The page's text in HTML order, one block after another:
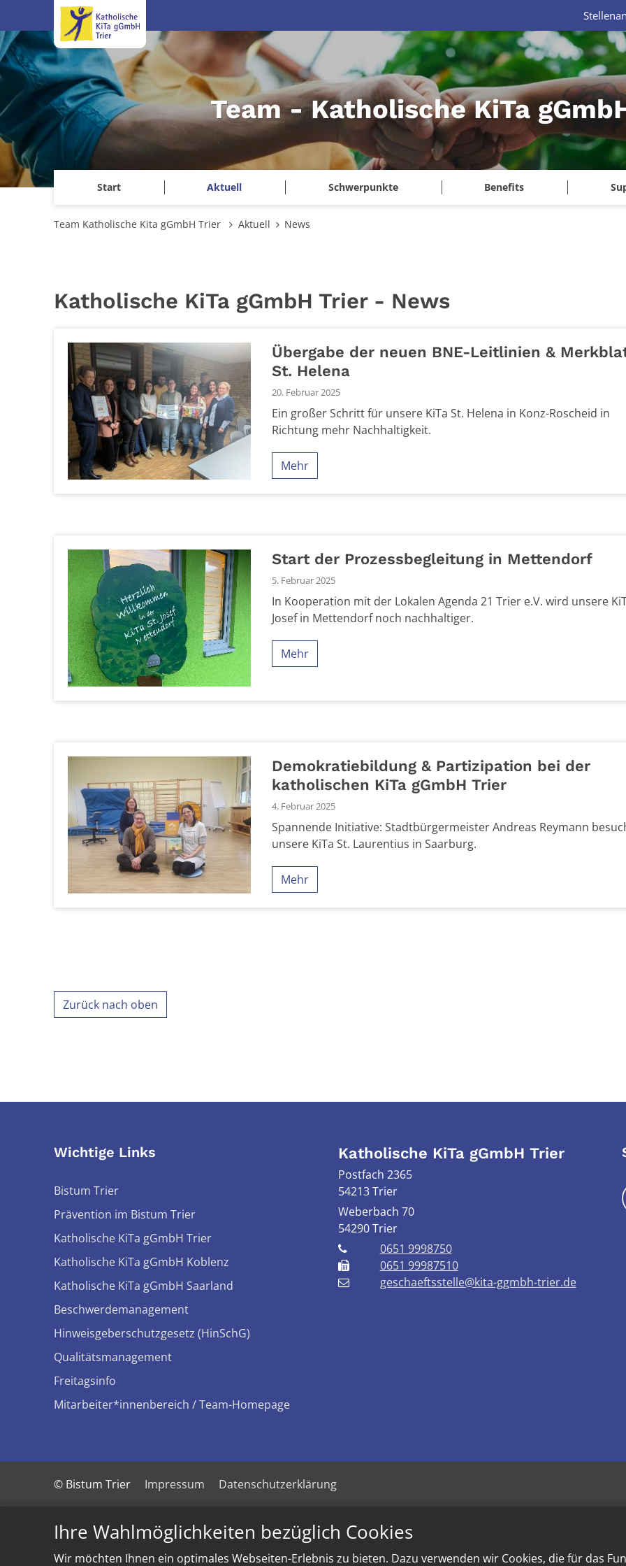
Ihre Wahlmöglichkeiten bezüglich Cookies
Wir möchten Ihnen ein optimales Webseiten-Erlebnis zu bieten. Dazu verwenden wir Cookies, die für das
Zum Inhalt springen
Team - Katholische KiTa
Start Aktuell Schwerpunkte Benefits
Team Katholische Kita gGmbH Trier Aktuell News
Katholische KiTa gGmbH Trier - News
Übergabe der neuen BNE-Leitlinien &
St. Helena
20. Februar 2025
Ein großer Schritt für unsere KiTa St. Helena in Konz-Roscheid in
Richtung mehr Nachhaltigkeit.
Mehr
Start der Prozessbegleitung in Mettendorf
5. Februar 2025
In Kooperation mit der Lokalen Agenda 21 Trier e.V. wird unsere
Josef in Mettendorf noch nachhaltiger.
Mehr
Demokratiebildung & Partizipation bei der
katholischen KiTa gGmbH Trier
4. Februar 2025
Spannende Initiative: Stadtbürgermeister Andreas Reymann
unsere KiTa St. Laurentius in Saarburg.
Mehr
Zurück nach oben
Wichtige Links
Bistum Trier
Prävention im Bistum Trier
Katholische KiTa gGmbH Trier
Katholische KiTa gGmbH Koblenz
Katholische KiTa gGmbH Saarland
Beschwerdemanagement
Hinweisgeberschutzgesetz (HinSchG)
Qualitätsmanagement
Freitagsinfo
Mitarbeiter*innenbereich / Team-Homepage
Katholische KiTa gGmbH Trier
Postfach 2365
54213 Trier
Weberbach 70
54290Trier
0651 9998750
0651 99987510
geschaeftsstelle@kita-ggmbh-trier.de
© Bistum Trier Impressum Datenschutzerklärung